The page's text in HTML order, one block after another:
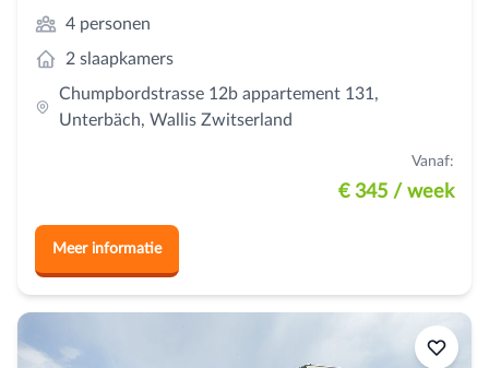
4 personen
2 slaapkamers
Chumpbordstrasse 12b appartement 131,
Unterbäch, Wallis Zwitserland
Vanaf:
€ 345 / week
Meer informatie